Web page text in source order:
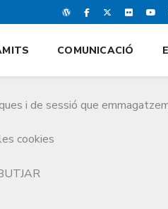
i de sessió que
cookies
COMUNICACIÓ